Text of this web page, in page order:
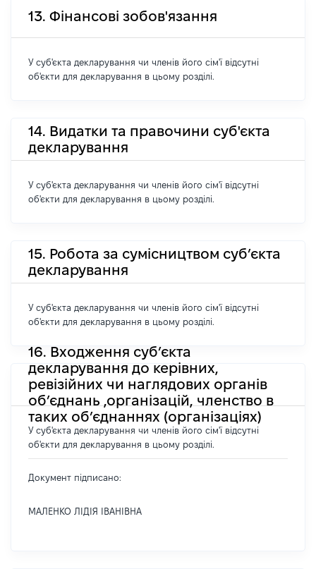
13. Фінансові зобов'язання
У суб'єкта декларування чи членів його сім'ї відсутні
об'єкти для декларування в цьому розділі.
14. Видатки та правочини суб'єкта
декларування
У суб'єкта декларування чи членів його сім'ї відсутні
об'єкти для декларування в цьому розділі.
15. Робота за сумісництвом суб’єкта
декларування
У суб'єкта декларування чи членів його сім'ї відсутні
об'єкти для декларування в цьому розділі.
16. Входження суб’єкта
декларування до керівних,
ревізійних чи наглядових органів
об’єднань ,організацій, членство в
таких об’єднаннях (організаціях)
У суб'єкта декларування чи членів його сім'ї відсутні
об'єкти для декларування в цьому розділі.
Документ підписано:
МАЛЕНКО ЛІДІЯ ІВАНІВНА